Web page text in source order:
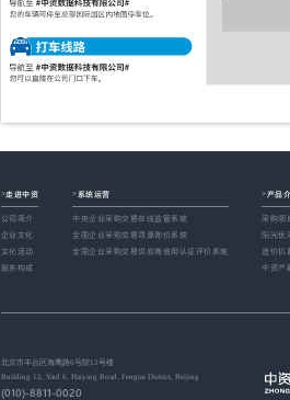
>走进中资
公司简介
企业文化
文化活动
股东构成
>系统运营
中央企业采购交易在线监管系统
全国企业采购交易寻源询价系统
全国企业采购交易供应商信用认证评价系统
>产品
采购领
阳光优
造价机
中资产
北京市丰台区海鹰路6号院12号楼
Building 12, Yard 6, Haiying Road, Fengtai District, Beijing
(010)-8811-0020